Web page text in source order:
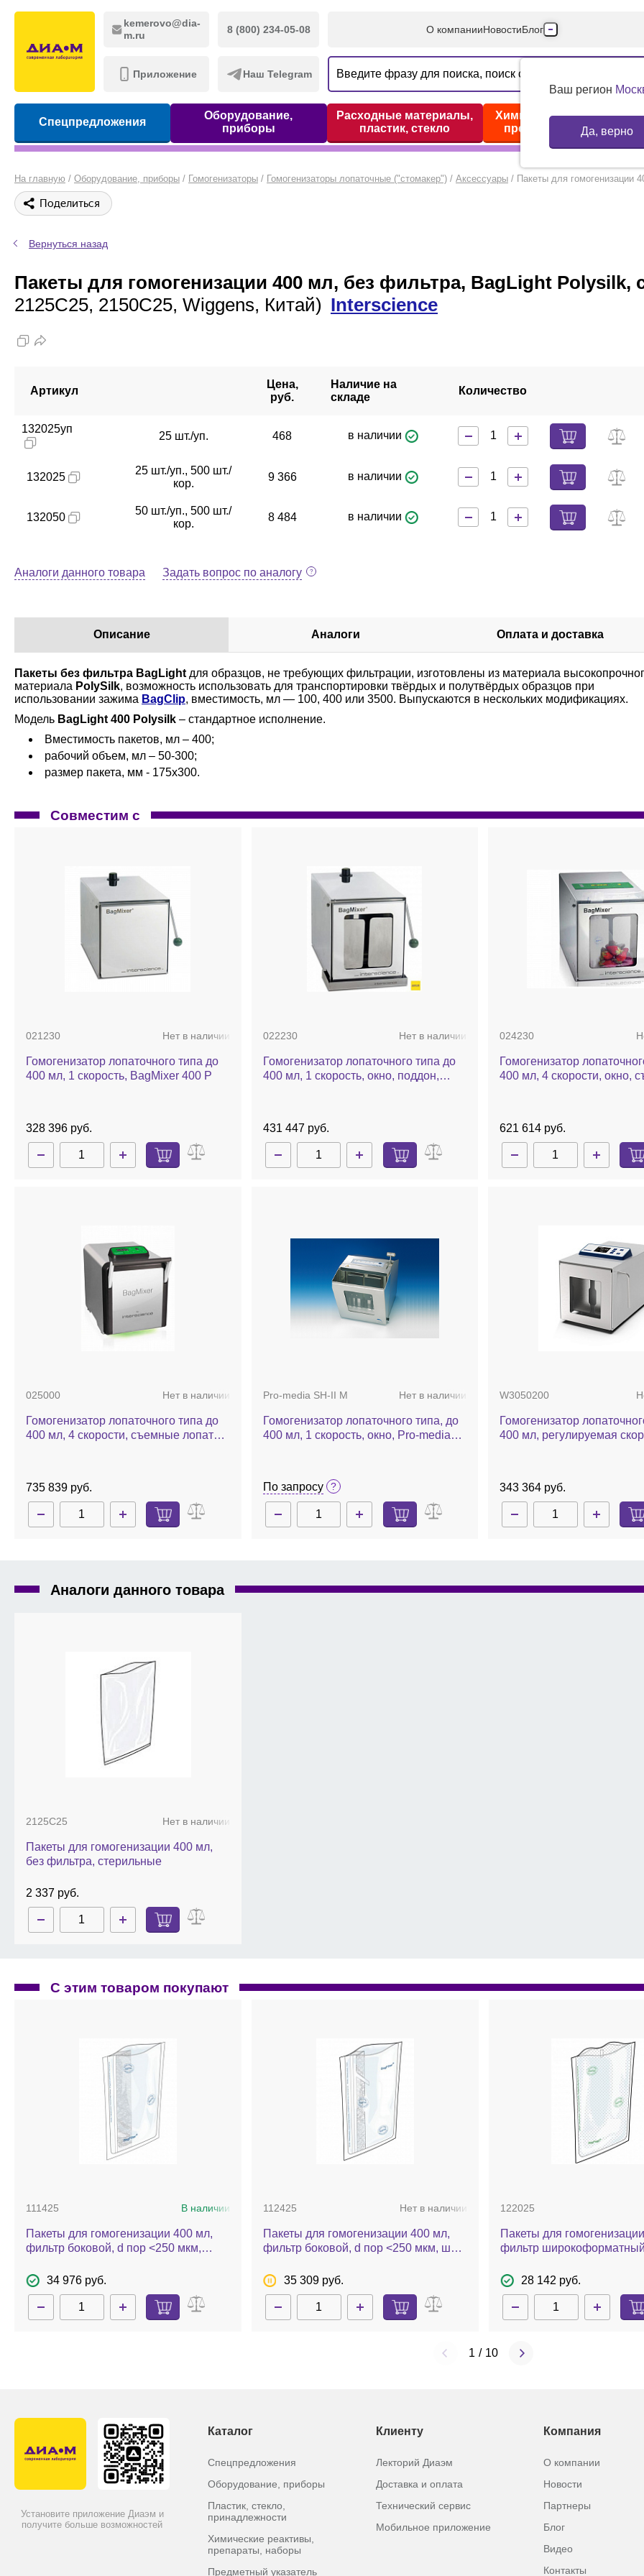
kemerovo@dia-
m.ru
8 (800) 234-05-08
Приложение Наш Telegram
О компанииНовостиБлог
Производители
Партнеры
Контакты
Ваш регион
Да, верно
Спецпредложения
Оборудование,
приборы
Расходные материалы,
пластик, стекло
Химические реактивы,
препараты, наборы
На главную / Оборудование, приборы / Гомогенизаторы / Гомогенизаторы лопаточные ("стомакер") / Аксессуары / Пакеты для гомогенизации
Поделиться
Вернуться назад
Пакеты для гомогенизации 400 мл, без фильтра, BagLight Polysilk,
2125C25, 2150C25, Wiggens, Китай) Interscience
Артикул
Цена,
руб.
Наличие на
складе
Количество
132025уп
25 шт./уп. 468 в наличии
132025
25 шт./уп., 500 шт./
кор.
9 366 в наличии
132050
50 шт./уп., 500 шт./
кор.
8 484 в наличии
Аналоги данного товара Задать вопрос по аналогу
Описание Аналоги Оплата и доставка
Пакеты без фильтра BagLight для образцов, не требующих фильтрации, изготовлены из материала
материала PolySilk, возможность использовать для транспортировки твёрдых и полутвёрдых образцов при
использовании зажима BagClip, вместимость, мл — 100, 400 или 3500. Выпускаются в нескольких модификациях.
Модель BagLight 400 Polysilk – стандартное исполнение.
Вместимость пакетов, мл – 400;
рабочий объем, мл – 50-300;
размер пакета, мм - 175х300.
Совместим с
021230 Нет в наличии
Гомогенизатор лопаточного типа до
400 мл, 1 скорость, BagMixer 400 P
328 396 руб.
022230 Нет в наличии
Гомогенизатор лопаточного типа до
400 мл, 1 скорость, окно, поддон,
431 447 руб.
024230
Гомогенизатор
400 мл, 4 скорости, окно,
621 614 руб.
025000 Нет в наличии
Гомогенизатор лопаточного типа до
400 мл, 4 скорости, съемные лопатки,
735 839 руб.
Pro-media SH-II M Нет в наличии
Гомогенизатор лопаточного типа, до
400 мл, 1 скорость, окно, Pro-media
По запросу
W3050200
Гомогенизатор
400 мл, регулируемая
343 364 руб.
Аналоги данного товара
2125C25 Нет в наличии
Пакеты для гомогенизации 400 мл,
без фильтра, стерильные
2 337 руб.
С этим товаром покупают
111425 В наличии
Пакеты для гомогенизации 400 мл,
фильтр боковой, d пор <250 мкм,
градуировка, BagFilter P, стерильные
34 976 руб.
112425 Нет в наличии
Пакеты для гомогенизации 400 мл,
фильтр боковой, d пор <250 мкм, шов
35 309 руб.
122025
Пакеты для
фильтр
28 142 руб.
1 / 10
Установите приложение Диаэм и
получите больше возможностей
Каталог
Спецпредложения
Оборудование, приборы
Пластик, стекло,
принадлежности
Химические реактивы,
препараты, наборы
Предметный указатель
Клиенту
Лекторий Диаэм
Доставка и оплата
Технический сервис
Мобильное приложение
Компания
О компании
Новости
Партнеры
Блог
Видео
Контакты